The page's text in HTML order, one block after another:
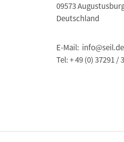
09573
Deutschland
E-Mail: info@seil.de
Tel: + 49 (0) 37291 /